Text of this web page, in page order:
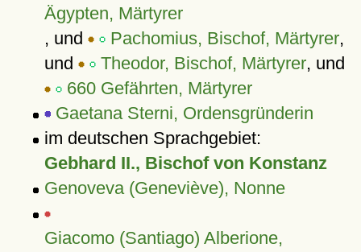
Ägypten, Märtyrer
, und
Pachomius, Bischof, Märtyrer,
und
Theodor, Bischof, Märtyrer, und
660 Gefährten, Märtyrer
Gaetana Sterni, Ordensgründerin
im deutschen Sprachgebiet:
Gebhard II., Bischof von Konstanz
Genoveva (Geneviève), Nonne
Giacomo (Santiago) Alberione,